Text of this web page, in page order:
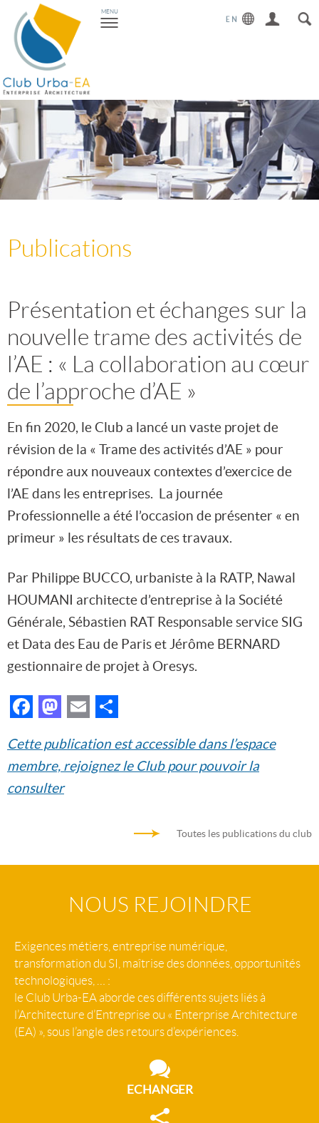
Toggle
navigation
MENU
Publications
Présentation et échanges sur la
nouvelle trame des activités de
l’AE : « La collaboration au cœur
de l’approche d’AE »
En fin 2020, le Club a lancé un vaste projet de
révision de la « Trame des activités d’AE » pour
répondre aux nouveaux contextes d’exercice de
l’AE dans les entreprises. La journée
Professionnelle a été l’occasion de présenter « en
primeur » les résultats de ces travaux.
Par Philippe BUCCO, urbaniste à la RATP, Nawal
HOUMANI architecte d’entreprise à la Société
Générale, Sébastien RAT Responsable service SIG
et Data des Eau de Paris et Jérôme BERNARD
gestionnaire de projet à Oresys.
Facebook
Mastodon
Email
Cette publication est accessible dans l’espace
membre, rejoignez le Club pour pouvoir la
consulter
Toutes les publications du club
NOUS REJOINDRE
Exigences métiers, entreprise numérique,
transformation du SI, maîtrise des données, opportunités
technologiques, … :
le Club Urba-EA aborde ces différents sujets liés à
l’Architecture d’Entreprise ou « Enterprise Architecture
(EA) », sous l’angle des retours d’expériences.
ECHANGER